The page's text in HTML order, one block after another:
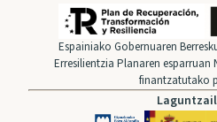
Espainiako Gobernuaren
Erresilientzia Planaren esparruan
finantzatutako